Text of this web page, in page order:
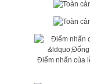
Điểm nhấn của